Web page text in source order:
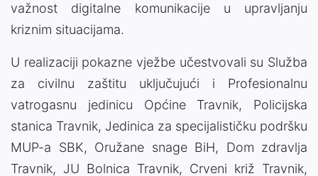
važnost digitalne komunikacije u upravljanju
kriznim situacijama.
U realizaciji pokazne vježbe učestvovali su Služba
za civilnu zaštitu uključujući i Profesionalnu
vatrogasnu jedinicu Općine Travnik, Policijska
stanica Travnik, Jedinica za specijalističku podršku
MUP-a SBK, Oružane snage BiH, Dom zdravlja
Travnik, JU Bolnica Travnik, Crveni križ Travnik,